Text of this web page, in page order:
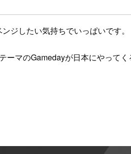
ジしたい気持ちでいっぱいです。
マのGamedayが日本にやって